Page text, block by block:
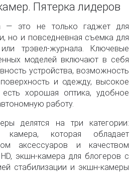
Пятерка лидеров
— это не только гаджет для
но и повседневная съемка для
трэвел-журнала. Ключевые
моделей включают в себя
устройства, возможность
и одежду, высокое
хорошая оптика, удобное
работу.
делятся на три категории:
камера, которая обладает
аксессуаров и качеством
экшн-камера для блогеров с
стабилизации и экшн-камеры